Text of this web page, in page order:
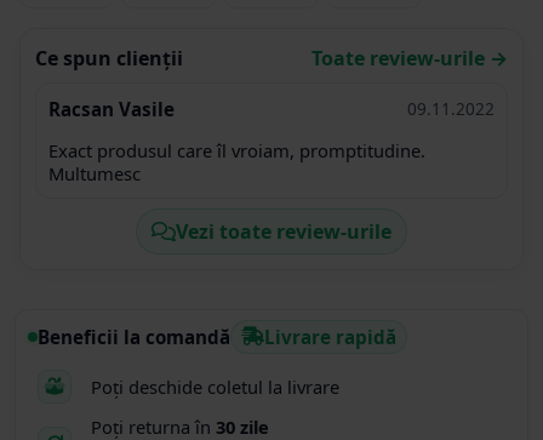
Ce spun clienții Toate review-urile →
Racsan Vasile 09.11.2022
Exact produsul care îl vroiam, promptitudine.
Multumesc
Vezi toate review-urile
Beneficii la comandă Livrare rapidă
Poți deschide coletul la livrare
Poți returna în 30 zile